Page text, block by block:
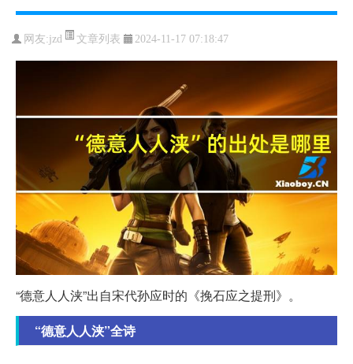
网友:jzd 文章列表 2024-11-17 07:18:47
“德意人人浃”出自宋代孙应时的《挽石应之提刑》。
“德意人人浃”全诗